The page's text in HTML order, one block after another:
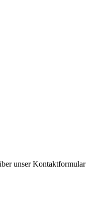
unser Kontaktformular